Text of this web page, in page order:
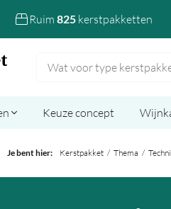
Ruim 825 kerstpakketten
Keuze concept
Je bent hier: Kerstpakket / Thema /